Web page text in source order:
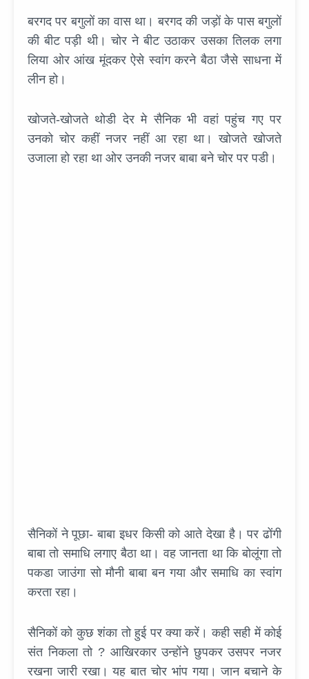
बरगद पर बगुलों का वास था। बरगद की जड़ों के पास बगुलों
की बीट पड़ी थी। चोर ने बीट उठाकर उसका तिलक लगा
लिया ओर आंख मूंदकर ऐसे स्वांग करने बैठा जैसे साधना में
लीन हो।
खोजते-खोजते थोडी देर मे सैनिक भी वहां पहुंच गए पर
उनको चोर कहीं नजर नहीं आ रहा था। खोजते खोजते
उजाला हो रहा था ओर उनकी नजर बाबा बने चोर पर पडी।
सैनिकों ने पूछा- बाबा इधर किसी को आते देखा है। पर ढोंगी
बाबा तो समाधि लगाए बैठा था। वह जानता था कि बोलूंगा तो
पकडा जाउंगा सो मौनी बाबा बन गया और समाधि का स्वांग
करता रहा।
सैनिकों को कुछ शंका तो हुई पर क्या करें। कही सही में कोई
संत निकला तो ? आखिरकार उन्होंने छुपकर उसपर नजर
रखना जारी रखा। यह बात चोर भांप गया। जान बचाने के